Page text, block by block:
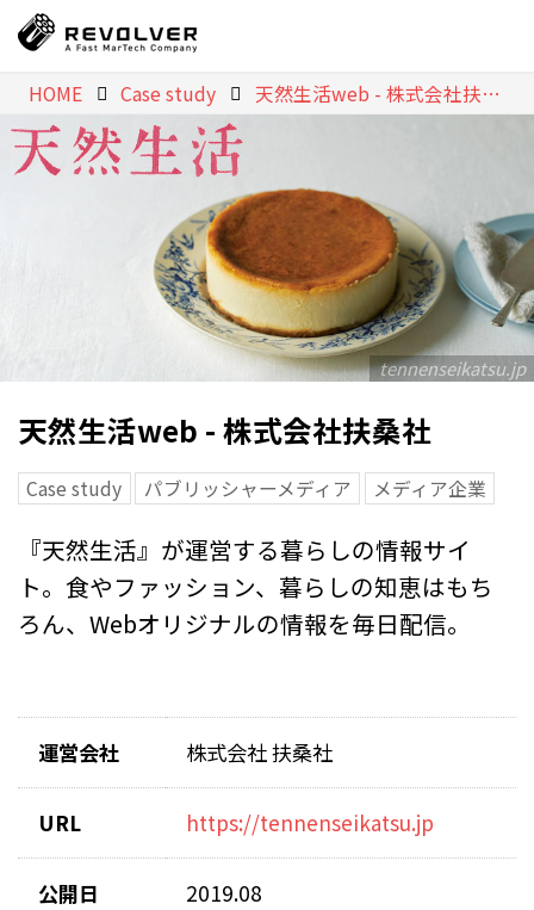
HOME Case study 天然生活web - 株式会社扶桑社
tennenseikatsu.jp
天然生活web - 株式会社扶桑社
Case study パブリッシャーメディア メディア企業
『天然生活』が運営する暮らしの情報サイ
ト。食やファッション、暮らしの知恵はもち
ろん、Webオリジナルの情報を毎日配信。
運営会社 株式会社 扶桑社
URL https://tennenseikatsu.jp
公開日 2019.08